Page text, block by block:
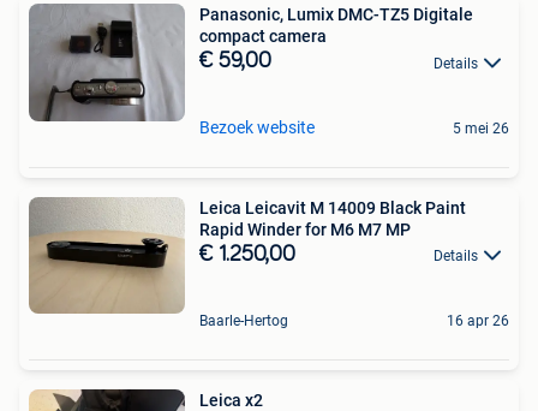
Panasonic, Lumix DMC-TZ5 Digitale
compact camera
€ 59,00 Details
Bezoek website 5 mei 26
Leica Leicavit M 14009 Black Paint
Rapid Winder for M6 M7 MP
€ 1.250,00 Details
Baarle-Hertog 16 apr 26
Leica x2